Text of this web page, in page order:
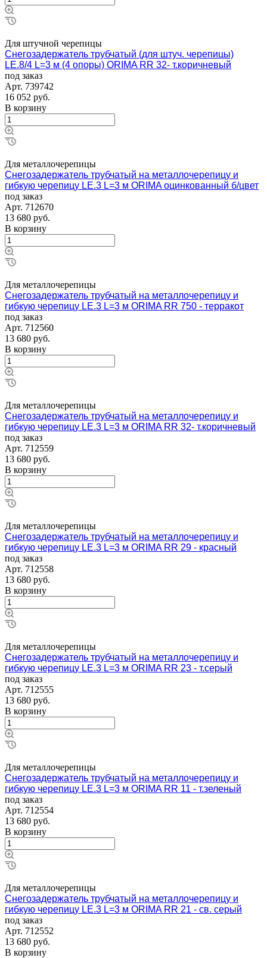
Для штучной черепицы
Снегозадержатель трубчатый (для штуч. черепицы)
LE.8/4 L=3 м (4 опоры) ORIMA RR 32- т.коричневый
под заказ
Арт. 739742
16 052 руб.
В корзину
Для металлочерепицы
Снегозадержатель трубчатый на металлочерепицу и
гибкую черепицу LE.3 L=3 м ORIMA оцинкованный б/цвет
под заказ
Арт. 712670
13 680 руб.
В корзину
Для металлочерепицы
Снегозадержатель трубчатый на металлочерепицу и
гибкую черепицу LE.3 L=3 м ORIMA RR 750 - терракот
под заказ
Арт. 712560
13 680 руб.
В корзину
Для металлочерепицы
Снегозадержатель трубчатый на металлочерепицу и
гибкую черепицу LE.3 L=3 м ORIMA RR 32- т.коричневый
под заказ
Арт. 712559
13 680 руб.
В корзину
Для металлочерепицы
Снегозадержатель трубчатый на металлочерепицу и
гибкую черепицу LE.3 L=3 м ORIMA RR 29 - красный
под заказ
Арт. 712558
13 680 руб.
В корзину
Для металлочерепицы
Снегозадержатель трубчатый на металлочерепицу и
гибкую черепицу LE.3 L=3 м ORIMA RR 23 - т.серый
под заказ
Арт. 712555
13 680 руб.
В корзину
Для металлочерепицы
Снегозадержатель трубчатый на металлочерепицу и
гибкую черепицу LE.3 L=3 м ORIMA RR 11 - т.зеленый
под заказ
Арт. 712554
13 680 руб.
В корзину
Для металлочерепицы
Снегозадержатель трубчатый на металлочерепицу и
гибкую черепицу LE.3 L=3 м ORIMA RR 21 - св. серый
под заказ
Арт. 712552
13 680 руб.
В корзину